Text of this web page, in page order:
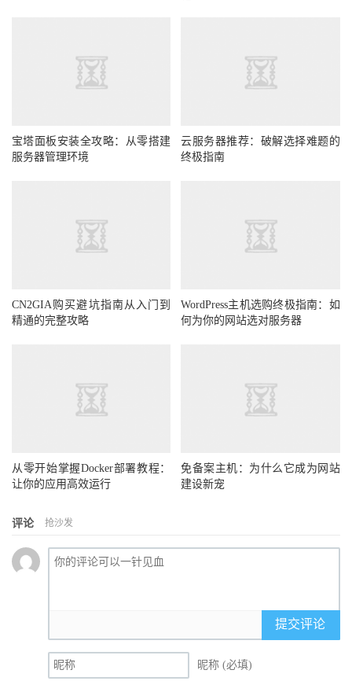
宝塔面板安装全攻略：从零搭建
服务器管理环境
云服务器推荐：破解选择难题的
终极指南
CN2GIA购买避坑指南从入门到
精通的完整攻略
WordPress主机选购终极指南：如
何为你的网站选对服务器
从零开始掌握Docker部署教程：
让你的应用高效运行
免备案主机：为什么它成为网站
建设新宠
评论 抢沙发
提交评论
昵称 (必填)